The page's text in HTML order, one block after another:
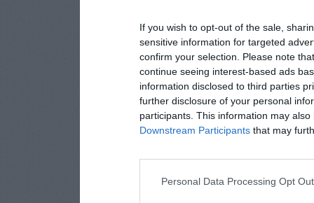
If you wish to opt-out of the sale,
sensitive information for targeted
confirm your selection. Please note
continue seeing interest-based ads
information disclosed to third parties
further disclosure of your personal
participants. This information may
Downstream Participants that may
Personal Data Processing Opt